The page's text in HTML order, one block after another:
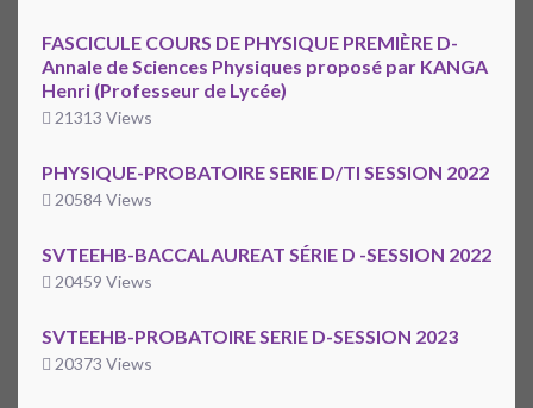
FASCICULE COURS DE PHYSIQUE PREMIÈRE D-
Annale de Sciences Physiques proposé par KANGA
Henri (Professeur de Lycée)
21313 Views
PHYSIQUE-PROBATOIRE SERIE D/TI SESSION 2022
20584 Views
SVTEEHB-BACCALAUREAT SÉRIE D -SESSION 2022
20459 Views
SVTEEHB-PROBATOIRE SERIE D-SESSION 2023
20373 Views